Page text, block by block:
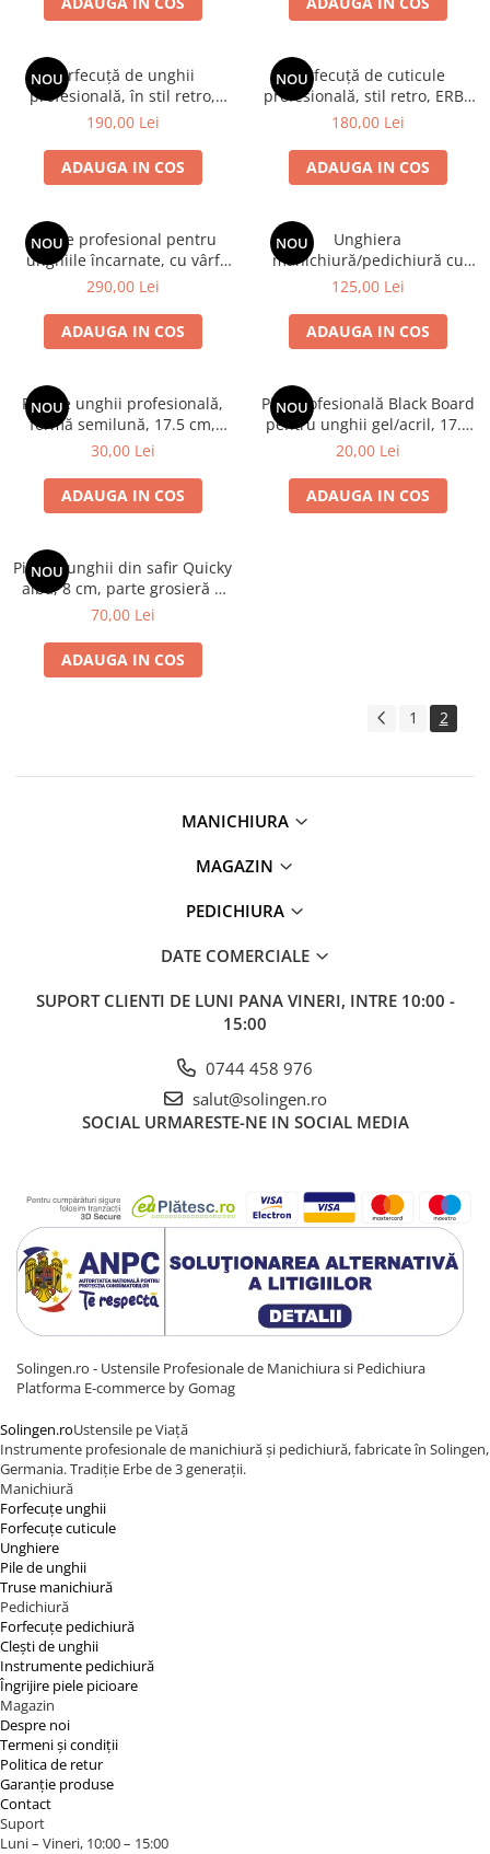
NOUForfecuță de unghii
profesională, în stil retro,
ERBE Premium, Erbe Solingen
190,00 Lei
ADAUGA IN COS
NOUForfecuță de cuticule
profesională, stil retro, ERBE
Premium, Erbe Solingen
180,00 Lei
ADAUGA IN COS
NOU
Clește profesional pentru
unghiile încarnate, cu vârf
lung și ascuțit, oțel inoxidabil,
290,00 Lei
ADAUGA IN COS
NOU
Unghiera
manichiură/pedichiură cu
mâner tip clește - negru
125,00 Lei
ADAUGA IN COS
NOU
Pilă de unghii profesională,
formă semilună, 17.5 cm,
Erbe Solingen
30,00 Lei
ADAUGA IN COS
NOU
Pilă profesională Black Board
pentru unghii gel/acril, 17.5
cm, Erbe Solingen
20,00 Lei
ADAUGA IN COS
NOU
Pilă de unghii din safir Quicky
albă, 8 cm, parte grosieră +
fină, Erbe Solingen
70,00 Lei
ADAUGA IN COS
1 2
MANICHIURA
MAGAZIN
PEDICHIURA
DATE COMERCIALE
SUPORT CLIENTI DE LUNI PANA VINERI, INTRE 10:00 -
15:00
0744 458 976
salut@solingen.ro
SOCIAL URMARESTE-NE IN SOCIAL MEDIA
Solingen.ro - Ustensile Profesionale de Manichiura si Pedichiura
Platforma E-commerce by Gomag
Solingen.roUstensile pe Viață
Instrumente profesionale de manichiură și pedichiură, fabricate în Solingen,
Germania. Tradiție Erbe de 3 generații.
Manichiură
Forfecuțe unghii
Forfecuțe cuticule
Unghiere
Pile de unghii
Truse manichiură
Pedichiură
Forfecuțe pedichiură
Clești de unghii
Instrumente pedichiură
Îngrijire piele picioare
Magazin
Despre noi
Termeni și condiții
Politica de retur
Garanție produse
Contact
Suport
Luni – Vineri, 10:00 – 15:00